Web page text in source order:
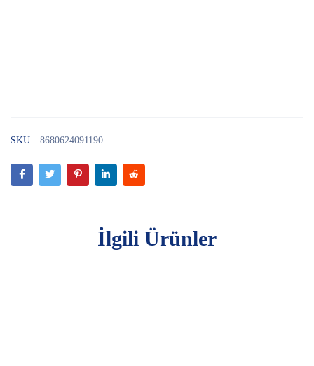
SKU: 8680624091190
İlgili Ürünler